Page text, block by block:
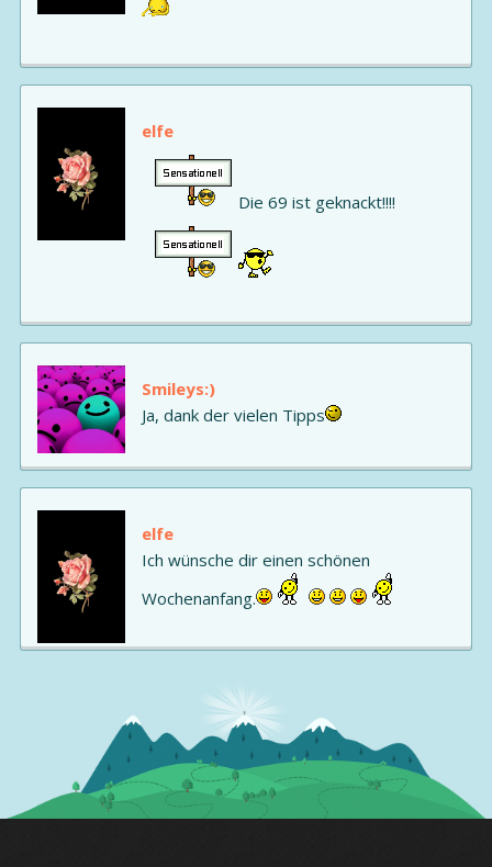
elfe
Die 69 ist geknackt!!!!
Smileys:)
Ja, dank der vielen Tipps
elfe
Ich wünsche dir einen schönen
Wochenanfang.